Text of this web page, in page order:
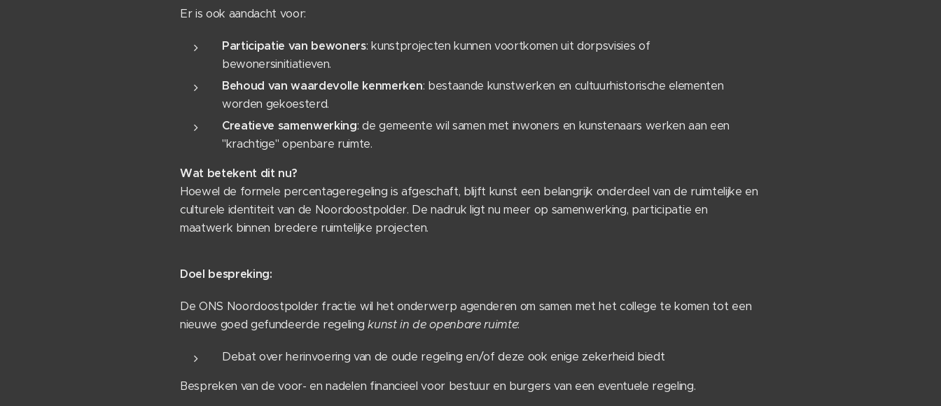
Er is ook aandacht voor:
Participatie van bewoners: kunstprojecten kunnen voortkomen uit dorpsvisies of
bewonersinitiatieven.
Behoud van waardevolle kenmerken: bestaande kunstwerken en cultuurhistorische elementen
worden gekoesterd.
Creatieve samenwerking: de gemeente wil samen met inwoners en kunstenaars werken aan een
"krachtige" openbare ruimte.
Wat betekent dit nu?
Hoewel de formele percentageregeling is afgeschaft, blijft kunst een belangrijk onderdeel van de ruimtelijke en
culturele identiteit van de Noordoostpolder. De nadruk ligt nu meer op samenwerking, participatie en
maatwerk binnen bredere ruimtelijke projecten.
Doel bespreking:
De ONS Noordoostpolder fractie wil het onderwerp agenderen om samen met het college te komen tot een
nieuwe goed gefundeerde regelingkunst in de openbare ruimte:
Debat over herinvoering van de oude regeling en/of deze ook enige zekerheid biedt
Bespreken van de voor- en nadelen financieel voor bestuur en burgers van een eventuele regeling.